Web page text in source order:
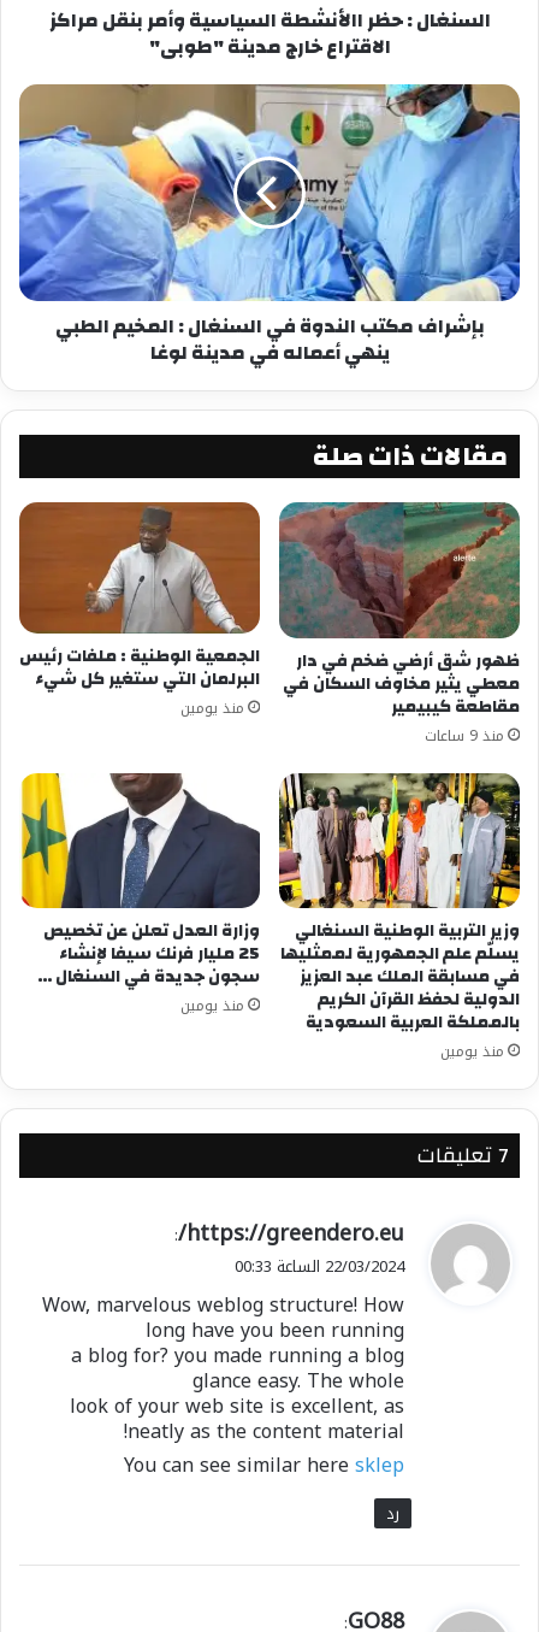
معجب بهذه:
السنغال : حظر االأنشطة السياسية وأمر بنقل مراكز
الاقتراع خارج مدينة "طوبى"
بإشراف مكتب الندوة في السنغال : المخيم الطبي
ينهي أعماله في مدينة لوغا
مقالات ذات صلة
ظهور شق أرضي ضخم في دار
معطي يثير مخاوف السكان في
مقاطعة كيبيمير
منذ 9 ساعات
الجمعية الوطنية : ملفات رئيس
البرلمان التي ستغير كل شيء
منذ يومين
وزير التربية الوطنية السنغالي
يسلّم علم الجمهورية لممثليها
في مسابقة الملك عبد العزيز
الدولية لحفظ القرآن الكريم
بالمملكة العربية السعودية
منذ يومين
وزارة العدل تعلن عن تخصيص
25 مليار فرنك سيفا لإنشاء
سجون جديدة في السنغال …
منذ يومين
‫7 تعليقات
ي
ق
ل
https://greendero.eu/
:
22/03/2024 الساعة 00:33
Wow, marvelous weblog structure! How
long have you been running
a blog for? you made running a blog
glance easy. The whole
look of your web site is excellent, as
neatly as the content material!
You can see similar heresklep
رد
ي
GO88
: